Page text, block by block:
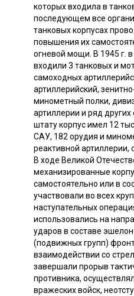
которых входила в
последующем все
танковых корпусах
повышения их
огневой мощи. В 1945 г.
входили 3 танковых и
самоходных
артиллерийский,
минометный полки,
артиллерии и ряд
штату корпус имел 12
САУ, 182 орудия и
реактивной артиллерии,
В ходе Великой
механизированные
самостоятельно или в
участвовали во всех
наступательных
использовались на
ударов в составе
(подвижных групп)
взаимодействии со
завершали прорыв
противника,
вражеских войск,